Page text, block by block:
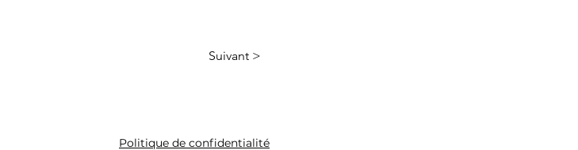
Suivant >
Politique de confidentialité